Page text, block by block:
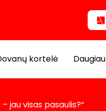
kortelė Daugiau
jau visas pasaulis?“